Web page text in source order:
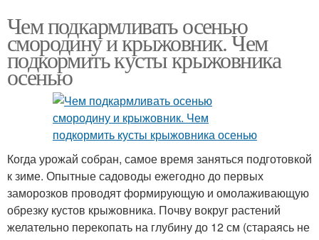
Чем подкармливать осенью
смородину и крыжовник. Чем
подкормить кусты крыжовника
осенью
Когда урожай собран, самое время заняться подготовкой
к зиме. Опытные садоводы ежегодно до первых
заморозков проводят формирующую и омолаживающую
обрезку кустов крыжовника. Почву вокруг растений
желательно перекопать на глубину до 12 см (стараясь не